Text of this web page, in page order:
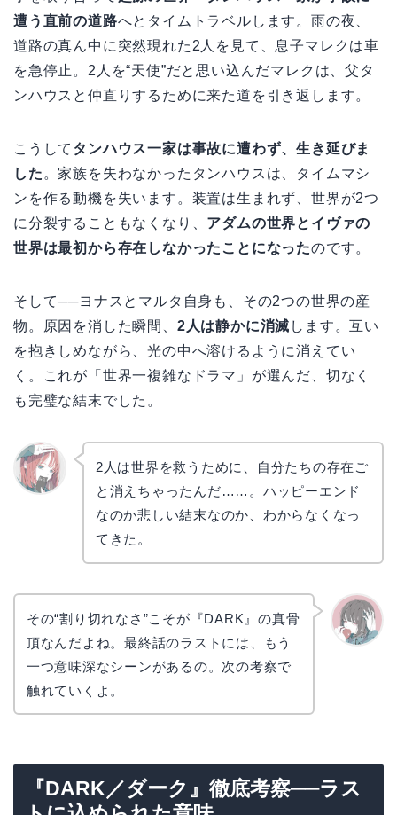
遭う直前の道路へとタイムトラベルします。雨の夜、
道路の真ん中に突然現れた2人を見て、息子マレクは車
を急停止。2人を“天使”だと思い込んだマレクは、父タ
ンハウスと仲直りするために来た道を引き返します。
こうして タンハウス一家は事故に遭わず、生き延びま
した 。家族を失わなかったタンハウスは、タイムマシ
ンを作る動機を失います。装置は生まれず、世界が2つ
に分裂することもなくなり、 アダムの世界とイヴァの
世界は最初から存在しなかったことになったのです。
そして──ヨナスとマルタ自身も、その2つの世界の産
物。原因を消した瞬間、 2人は静かに消滅 します。互い
を抱きしめながら、光の中へ溶けるように消えてい
く。これが「世界一複雑なドラマ」が選んだ、切なく
も完璧な結末でした。
2人は世界を救うために、自分たちの存在ご
と消えちゃったんだ……。ハッピーエンド
なのか悲しい結末なのか、わからなくなっ
てきた。
その“割り切れなさ”こそが『DARK』の真骨
頂なんだよね。最終話のラストには、もう
一つ意味深なシーンがあるの。次の考察で
触れていくよ。
『DARK／ダーク』徹底考察──ラス